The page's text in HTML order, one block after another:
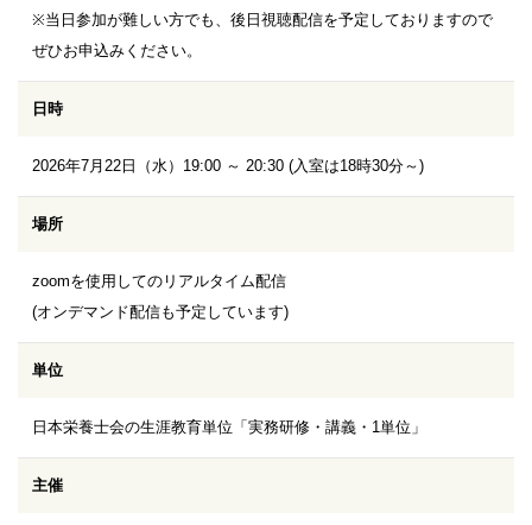
※当日参加が難しい方でも、後日視聴配信を予定しておりますので
ぜひお申込みください。
日時
2026年7月22日（水）19:00 ～ 20:30 (入室は18時30分～)
場所
zoomを使用してのリアルタイム配信
(オンデマンド配信も予定しています)
単位
日本栄養士会の生涯教育単位「実務研修・講義・1単位」
主催